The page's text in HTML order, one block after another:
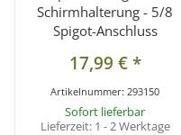
Schirmhalterung - 5/8
Spigot-Anschluss
17,99 €*
Artikelnummer: 293150
Sofort lieferbar
Lieferzeit: 1 - 2 Werktage